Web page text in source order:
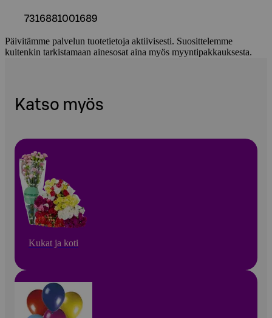
7316881001689
Päivitämme palvelun tuotetietoja aktiivisesti. Suosittelemme
kuitenkin tarkistamaan ainesosat aina myös myyntipakkauksesta.
Katso myös
Kukat ja koti